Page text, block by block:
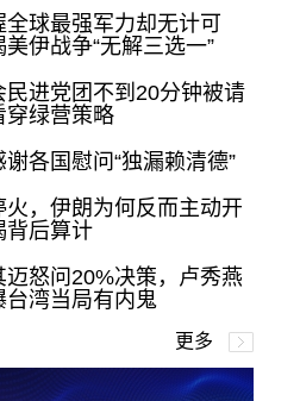
球最强军力却无计可
伊战争“无解三选一”
民进党团不到20分钟被请
穿绿营策略
各国慰问“独漏赖清德”
火，伊朗为何反而主动开
背后算计
迈怒问20%决策，卢秀燕
台湾当局有内鬼
更多